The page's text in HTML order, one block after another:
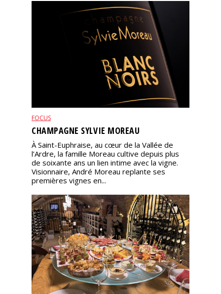
FOCUS
CHAMPAGNE SYLVIE MOREAU
À Saint-Euphraise, au cœur de la Vallée de
l’Ardre, la famille Moreau cultive depuis plus
de soixante ans un lien intime avec la vigne.
Visionnaire, André Moreau replante ses
premières vignes en...